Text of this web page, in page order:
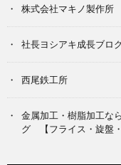
株式会社マキノ製作所
社長ヨシアキ成長ブロ
西尾鉄工所
金属加工・樹脂加工な
グ 【フライス・旋盤・